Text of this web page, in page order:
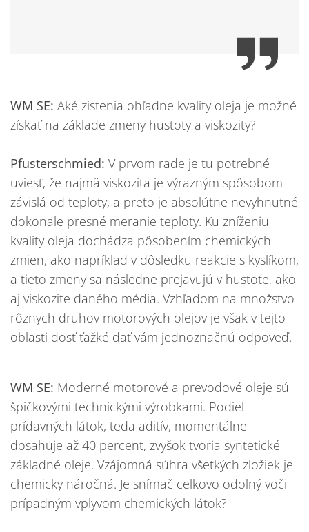
WM SE: Aké zistenia ohľadne kvality oleja je možné
získať na základe zmeny hustoty a viskozity?
Pfusterschmied: V prvom rade je tu potrebné
uviesť, že najmä viskozita je výrazným spôsobom
závislá od teploty, a preto je absolútne nevyhnutné
dokonale presné meranie teploty. Ku zníženiu
kvality oleja dochádza pôsobením chemických
zmien, ako napríklad v dôsledku reakcie s kyslíkom,
a tieto zmeny sa následne prejavujú v hustote, ako
aj viskozite daného média. Vzhľadom na množstvo
rôznych druhov motorových olejov je však v tejto
oblasti dosť ťažké dať vám jednoznačnú odpoveď.
WM SE: Moderné motorové a prevodové oleje sú
špičkovými technickými výrobkami. Podiel
prídavných látok, teda aditív, momentálne
dosahuje až 40 percent, zvyšok tvoria syntetické
základné oleje. Vzájomná súhra všetkých zložiek je
chemicky náročná. Je snímač celkovo odolný voči
prípadným vplyvom chemických látok?